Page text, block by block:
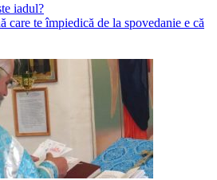
iadul?
care te împiedică de la spovedanie e că